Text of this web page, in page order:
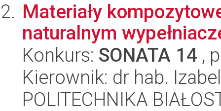
Materiały
naturalnym
Konkurs: SONATA 14 ,
Kierownik: dr hab.
POLITECHNIKA